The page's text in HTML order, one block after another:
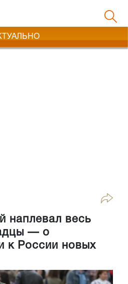
наплевал весь
— о
к России новых